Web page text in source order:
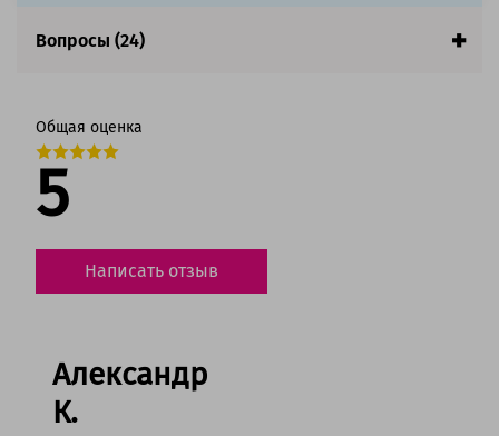
Вопросы (24)
Общая оценка
5
Написать отзыв
Александр
К.